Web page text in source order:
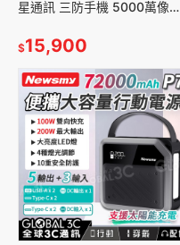
星通訊 三防手機 5000萬像素
$15,900